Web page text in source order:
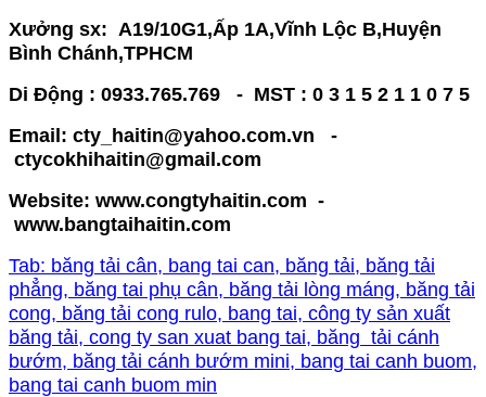
Xưởng sx: A19/10G1,Ấp 1A,Vĩnh Lộc B,Huyện
Bình Chánh,TPHCM
Di Động : 0933.765.769 - MST : 0 3 1 5 2 1 1 0 7 5
Email: cty_haitin@yahoo.com.vn -
ctycokhihaitin@gmail.com
Website: www.congtyhaitin.com -
www.bangtaihaitin.com
Tab: băng tải cân, bang tai can, băng tải, băng tải
phẳng, băng tai phụ cân, băng tải lòng máng, băng tải
cong, băng tải cong rulo, bang tai, công ty sản xuất
băng tải, cong ty san xuat bang tai, băng tải cánh
bướm, băng tải cánh bướm mini, bang tai canh buom,
bang tai canh buom min